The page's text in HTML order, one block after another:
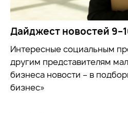
Дайджест новостей
Интересные социальным
другим представителям
бизнеса новости – в
бизнес»